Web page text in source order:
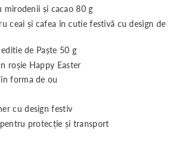
mirodenii și cacao 80 g
ceai și cafea în cutie festivă cu design de
de Paște 50 g
roșie Happy Easter
forma de ou
cu design festiv
protecție și transport